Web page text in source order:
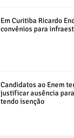
Em Curitiba Ricardo
convênios para
Candidatos ao Enem
justificar ausência
tendo isenção